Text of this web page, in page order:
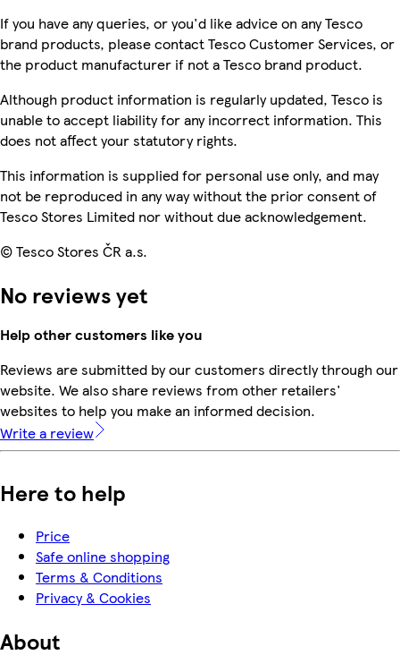
If you have any queries, or you'd like advice on any Tesco
brand products, please contact Tesco Customer Services, or
the product manufacturer if not a Tesco brand product.
Although product information is regularly updated, Tesco is
unable to accept liability for any incorrect information. This
does not affect your statutory rights.
This information is supplied for personal use only, and may
not be reproduced in any way without the prior consent of
Tesco Stores Limited nor without due acknowledgement.
© Tesco Stores ČR a.s.
No reviews yet
Help other customers like you
Reviews are submitted by our customers directly through our
website. We also share reviews from other retailers'
websites to help you make an informed decision.
Write a review
Here to help
Price
Safe online shopping
Terms & Conditions
Privacy & Cookies
About